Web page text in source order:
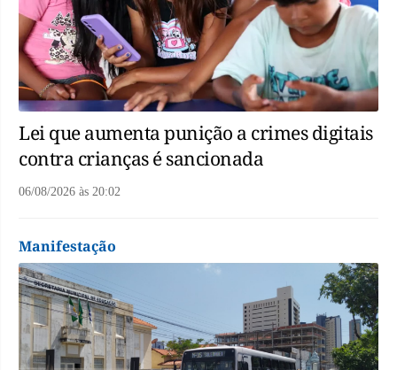
Lei que aumenta punição a crimes digitais
contra crianças é sancionada
06/08/2026 às 20:02
Manifestação